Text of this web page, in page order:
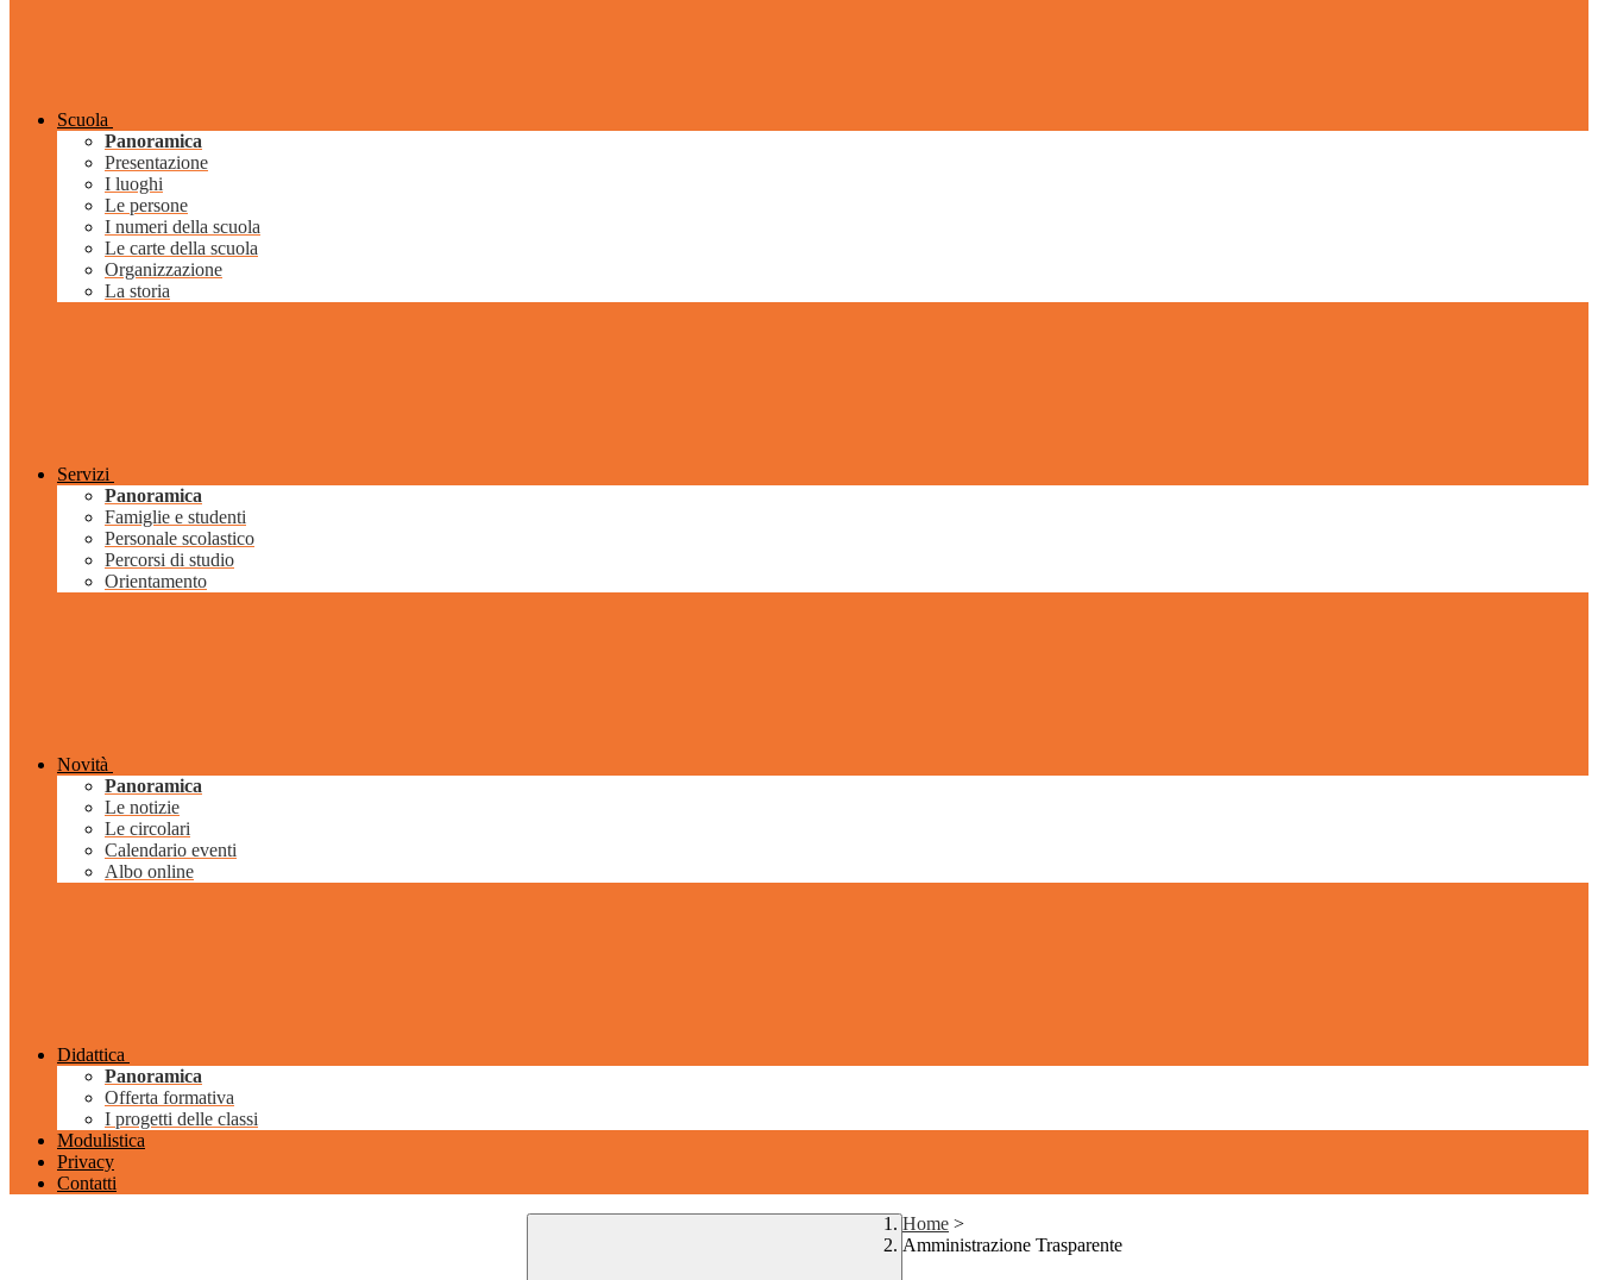
Scuola
Panoramica
Presentazione
I luoghi
Le persone
I numeri della scuola
Le carte della scuola
Organizzazione
La storia
Servizi
Panoramica
Famiglie e studenti
Personale scolastico
Percorsi di studio
Orientamento
Novità
Panoramica
Le notizie
Le circolari
Calendario eventi
Albo online
Didattica
Panoramica
Offerta formativa
I progetti delle classi
Modulistica
Privacy
Contatti
Home >
Amministrazione Trasparente